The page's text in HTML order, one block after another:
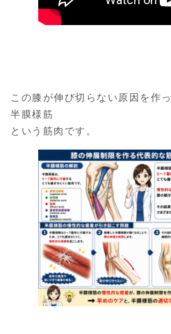
この膝が伸び切らない原因を作
半膜様筋
という筋肉です。